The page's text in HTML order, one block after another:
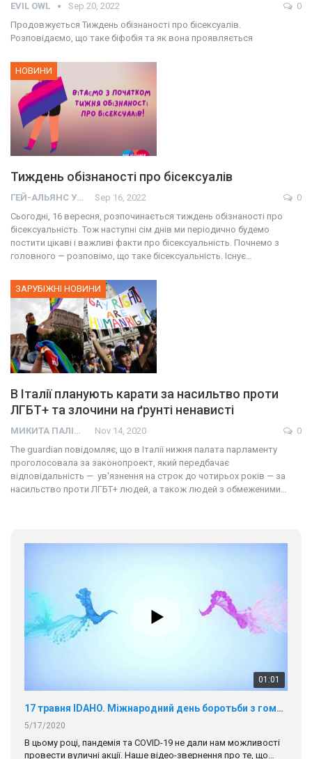
EVIL OWL Sep 20, 2022
0
Продовжується Тиждень обізнаності про бісексуалів.
Розповідаємо, що таке біфобія та як вона проявляється
НОВИНИ
Тиждень обізнаності про бісексуалів
ГЕЙ-АЛЬЯНС УКРАИНА Sep 16, 2022
0
Сьогодні, 16 вересня, розпочинається тиждень обізнаності про
бісексуальність. Тож наступні сім днів ми періодично будемо
постити цікаві і важливі факти про бісексуальність. Почнемо з
головного — розповімо, що таке бісексуальність. Існує…
ЗАРУБІЖНІ НОВИНИ
В Італії планують карати за насильтво проти
ЛГБТ+ та злочини на ґрунті ненависті
МИКИТА ПАЛІЙ Nov 14, 2020
0
Тhe guardian повідомляє, що в Італії нижня палата парламенту
проголосовала за законопроект, який передбачає
відповідальність — ув'язнення на строк до чотирьох років — за
насильство проти ЛГБТ+ людей, а також людей з обмеженими…
01:01
17 травня IDAHO. Міжнародний день боротьби з гомофобією трансфобією і біфобія.
5/17/2020
В цьому році, пандемія та COVІD-19 не дали нам можливості
провести вуличні акції. Наше відео-звернення про те, що